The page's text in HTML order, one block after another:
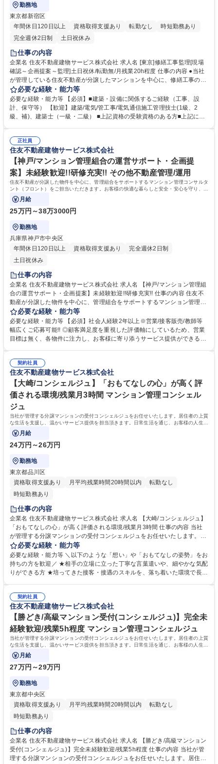
勤務地
東京都新宿区
年間休日120日以上
資格取得支援あり 転勤なし
時短勤務あり
完全週休2日制
土日祝休み
仕事の内容
企業名 住友不動産建物サービス株式会社 求人名 [東京]修繕工事監理[現場
確認～企画提案～監理]土日祝休/転勤無/月残業20h程度 仕事の内容 ●当社
が管理している住友不動産が分譲したマンションを中心に、修繕工事の調
査～工事監理（見積取得・査定、工程・安全管理が中心）をご担当いただ
きます。以下具体的な業務内容になります。 ●不具合箇所の確認・調査●
マンション毎の所定の補修協力会社への手配・見積査定●工事立ち会い●管
理組合様への提案(提案は原則、フロント職が行います)、報告書作成など
視の方にも適した環境です。・業績安定した会社で転勤もないので、じっ
くりとお仕事のできる環境です。 募集職種 [東京]修繕工事監理[現場確認～
企画提案～監理]土日祝休/転勤無/月残業20h程度
必要な経験・能力等
必要な経験・能力等 【必須】■建築・設備に関係するご経験（工事、設
計、保守等） 【歓迎】建築/電気/管工事/電気通信施工管理技士(1級、2
級、補)、建築士（一級・二級） ■上記資格の受験資格のある方■上記に準
す。・超高層マンションや数百戸クラスの大規模物件、街のフラッグシッ
プ的な物件にも携わることができます。・発注者（管理組合の代行者）側
の立場なので改善提案というアイディアを形にできる魅力もあります 学
歴・資格 学歴：大学院 大学 高専 短大 専修学校 高校 語学力： 資格：
正社員
住友不動産建物サービス株式会社
【神戸/マンション管理組合の運営サポート・企画提
案】未経験歓迎!!研修充実!! その他不動産管理/運用
住友不動産が分譲した物件を中心に、管理組合をサポートするマンション管理コンサルタ
ント（フロント）をご担当いただきます。お客様の快適な暮らしと安全・安心を守り、顧
客満足度を高めることがミッションです。
月給
25万円～38万3000円
勤務地
兵庫県神戸市中央区
年間休日120日以上
資格取得支援あり
完全週休2日制
土日祝休み
仕事の内容
企業名 住友不動産建物サービス株式会社 求人名 【神戸/マンション管理組
合の運営サポート・企画提案】未経験歓迎!!研修充実!! 仕事の内容 住友不
動産が分譲した物件を中心に、管理組合をサポートするマンション管理コ
ンサルタント（フロント）をご担当いただきます。お客様の快適な暮らし
と安全・安心を守り、顧客満足度を高めることがミッションです。 【具体
的には】■管理組合の定期的な集会（総会・理事会）進行サポート、資料
作成、資金管理等■共有施設の管理方法、駐車場運営、防犯対策、漏水対
フロント(係長クラス)→所長代理(課長クラス)→事業所長(部長クラス) 募
集職種 【神戸/マンション管理組合の運営サポート・企画提案】未経験歓
迎!!研修充実!!
必要な経験・能力等
必要な経験・能力等 【必須】社会人経験2年以上※営業/接客販売/教師等
幅広くご応募可能!! ◎顧客満足度を重視した評価軸にしているため、営業
目標は無く、各物件に注力し、お客様に寄り添うサービス提供ができる環
教育、人事・コンプライアンス研修等を通じて、丁寧に研修いたします。
未経験方も安心して働くことができる環境が整っております。 【働き方】
■PC19時自動シャットダウン(残業の際は上司に申請)を導入。 ■時差出勤
制度・半休制度の利用が可能。 学歴・資格 学歴：大学院 大学 高専 短大
専修学校 高校 語学力： 資格：
契約社員
住友不動産建物サービス株式会社
【大崎/コンシェルジュ】「おもてなしの心」が高く評
価される環境/残業月3時間 マンション管理コンシェル
ジュ
当社が管理する分譲マンションの受付コンシェルジュをお任せいたします。居住者の上質
な生活を支援し、温かいサービス提供を担当頂きます。日常生活を通じ、お客様の人生の
一部に携わる特別なお仕事です。
月給
24万円～26万円
勤務地
東京都品川区
資格取得支援あり
月平均残業時間20時間以内
転勤なし
時短勤務あり
仕事の内容
企業名 住友不動産建物サービス株式会社 求人名 【大崎/コンシェルジュ】
「おもてなしの心」が高く評価される環境/残業月3時間 仕事の内容 当社
が管理する分譲マンションの受付コンシェルジュをお任せいたします。居
住者の上質な生活を支援し、温かいサービス提供を担当頂きます。日常生
活を通じ、お客様の人生の一部に携わる特別なお仕事です。 【受付業務】
(1)取次サービス：クリーニング、宅配便(2)セクレタリーサービス：共用
施設予約、タクシー手配、物品販売、クローク等(3)業者紹介サービス：リ
ンタル備品の貸出状況の管理(3)データ入力 ：お客様の問い合わせ内容の
入力 ★制服あり 募集職種 【大崎/コンシェルジュ】「おもてなしの心」が
高く評価される環境/残業月3時間
必要な経験・能力等
必要な経験・能力等 ＼以下のような「想い」や「おもてなしの姿勢」をお
持ちの方を歓迎／ ★相手の立場に立った丁寧な言葉遣いや、細やかな気配
りができる方 ★培ってきた接客・接遇のスキルを、落ち着いた環境で長く
安心して業務に取り組んでいただけます。 【働く環境】■配属マンション
駅近率91%■残業時間1分単位100%支給■残業平均時間4.8時間/月【育休産
休】産前産後休暇・育児休暇取得率100%！現在3名の方が育休産休中。復
帰後は内勤系業務も応相談です。 学歴・資格 学歴：大学院 大学 高専 短大
専修学校 高校 語学力： 資格：
契約社員
住友不動産建物サービス株式会社
【勝どき/高級マンション受付(コンシェルジュ)】完全未
経験歓迎/残業5h程度 マンション管理コンシェルジュ
当社が管理する分譲マンションの受付コンシェルジュをお任せいたします。居住者の上質
な生活を支援し、温かいサービス提供を担当頂きます。日常生活を通じ、お客様の人生の
一部に携わる特別なお仕事です。
月給
27万円～29万円
勤務地
東京都中央区
資格取得支援あり
月平均残業時間20時間以内
転勤なし
時短勤務あり
仕事の内容
企業名 住友不動産建物サービス株式会社 求人名 【勝どき/高級マンション
受付(コンシェルジュ)】完全未経験歓迎/残業5h程度 仕事の内容 当社が管
理する分譲マンションの受付コンシェルジュをお任せいたします。居住者